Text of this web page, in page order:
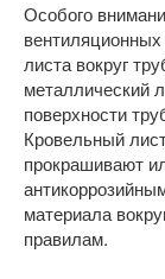
Особого
листа вокруг
металлический
поверхности
Кровельный
прокрашивают
материала
правилам.